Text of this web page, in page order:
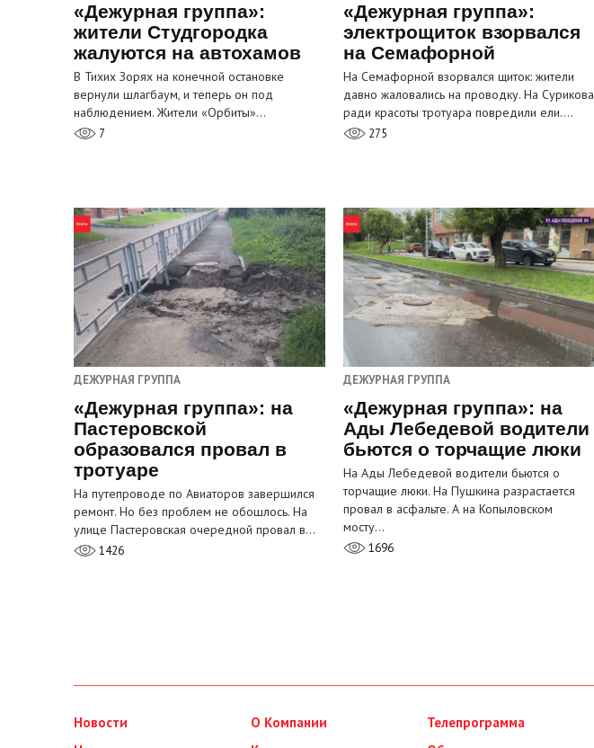
«Дежурная группа»:
жители Студгородка
жалуются на автохамов
В Тихих Зорях на конечной остановке
вернули шлагбаум, и теперь он под
наблюдением. Жители «Орбиты»…
7
«Дежурная группа»:
электрощиток взорвался
на Семафорной
На Семафорной взорвался щиток: жители
давно жаловались на проводку. На Сурикова
ради красоты тротуара повредили ели.…
275
ДЕЖУРНАЯ ГРУППА
«Дежурная группа»: на
Пастеровской
образовался провал в
тротуаре
На путепроводе по Авиаторов завершился
ремонт. Но без проблем не обошлось. На
улице Пастеровская очередной провал в…
1426
ДЕЖУРНАЯ ГРУППА
«Дежурная группа»: на
Ады Лебедевой водители
бьются о торчащие люки
На Ады Лебедевой водители бьются о
торчащие люки. На Пушкина разрастается
провал в асфальте. А на Копыловском
мосту…
1696
Новости
О Компании
Телепрограмма